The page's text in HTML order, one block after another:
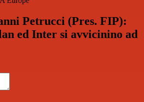
Petrucci (Pres. FIP):
ed Inter si avvicinino ad